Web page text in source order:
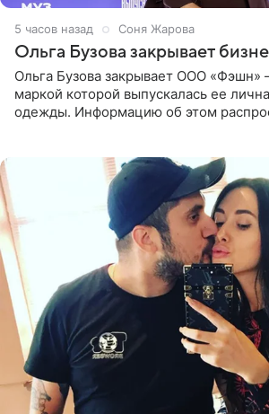
5 часов назад Соня Жарова
Ольга Бузова закрывает
Ольга Бузова закрывает ООО
маркой которой выпускалась ее
одежды. Информацию об этом